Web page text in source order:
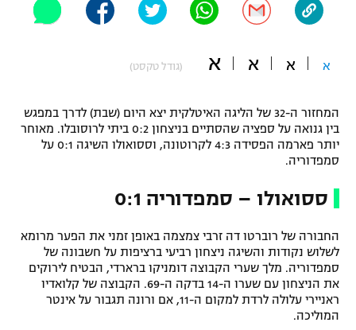
תקנון משתתפים וזוכים בפרסים
תקנון עבור פעילות אלקטרה
תקנון עבור פעילות ספורט 1 – "מרלן"
טניס
גיימינג E-Sports
תנאי שימוש
מדיניות פרטיות
היאבקות WWE
כדורמים
פוטבול אמריקאי NFL
בייסבול MLB
ספורט אתגרי ואקסטרים
אומנויות לחימה
גיימינג E-Sports
א א א א (גודל טקסט)
המחזור ה-32 של הליגה האיטלקית יצא היום (שבת) לדרך במפגש
בין גנואה על ספציה שהסתיים בניצחון 0:2 ביתי לרוסובלו. מאוחר
יותר פארמה הפסידה 4:3 לקרוטונה, וססואולו השיגה 0:1 על
סמפדוריה.
ססואולו – סמפדוריה 0:1
החבורה של רוברטו דה זרבי צמצמה באופן זמני את הפער מרומא
לשלוש נקודות והשיגה ניצחון רביעי ברציפות על חשבונה של
סמפדוריה. מלך שערי הקבוצה דומניקו ברארדי, הבטיח לירוקים
את הניצחון עם שערו ה-14 בדקה ה-69. הקבוצה של קלואדיו
ראניירי עלולה לרדת למקום ה-11, אם ורונה תגבור על אינטר
המוליכה.